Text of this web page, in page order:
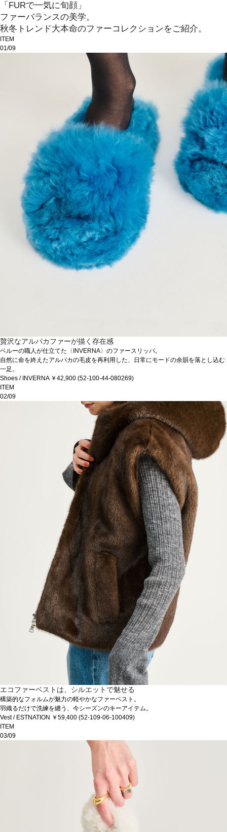
「FURで一気に旬顔」
ファーバランスの美学。
秋冬トレンド大本命のファーコレクションをご紹介。
ITEM
01/09
贅沢なアルパカファーが描く存在感
ペルーの職人が仕立てた〈INVERNA〉のファースリッパ。
自然に命を終えたアルパカの毛皮を再利用した、日常にモードの余韻を落とし込む
一足。
Shoes / INVERNA ￥42,900 (52-100-44-080269)
ITEM
02/09
エコファーベストは、シルエットで魅せる
構築的なフォルムが魅力の軽やかなファーベスト。
羽織るだけで洗練を纏う、今シーズンのキーアイテム。
Vest / ESTNATION ￥59,400 (52-109-06-100409)
ITEM
03/09